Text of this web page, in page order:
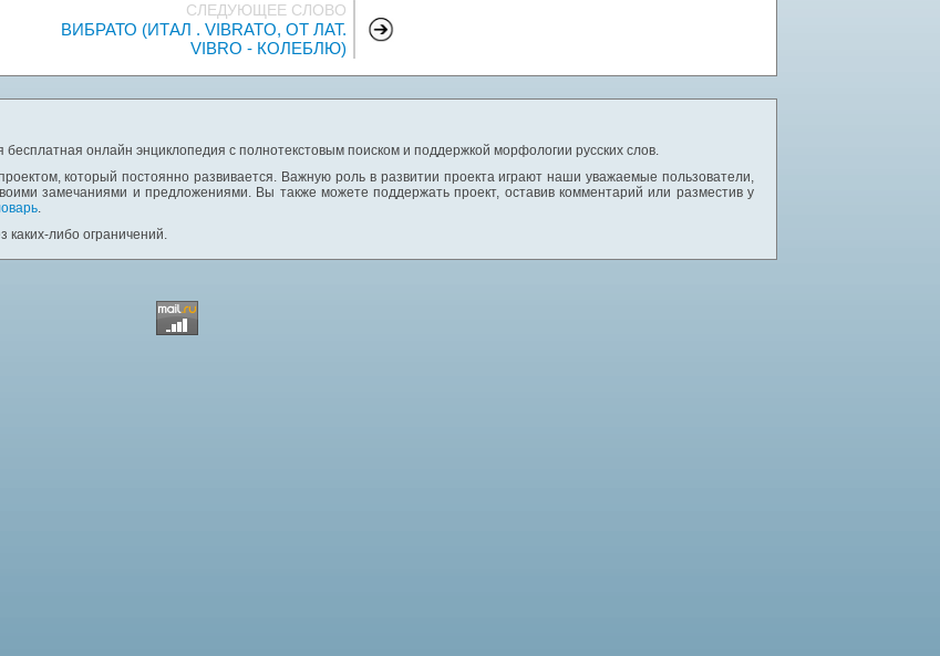
СЛЕДУЮЩЕЕ СЛОВО
ВИБРАТО (ИТАЛ . VIBRATO, ОТ ЛАТ.
VIBRO - КОЛЕБЛЮ)
бесплатная онлайн энциклопедия с полнотекстовым поиском и поддержкой морфологии русских слов.
который постоянно развивается. Важную роль в развитии проекта играют наши уважаемые пользователи,
замечаниями и предложениями. Вы также можете поддержать проект, оставив комментарий или разместив у
.
каких-либо ограничений.